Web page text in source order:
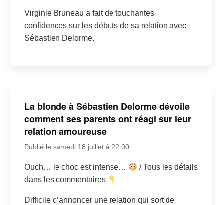
Virginie Bruneau a fait de touchantes
confidences sur les débuts de sa relation avec
Sébastien Delorme.
La blonde à Sébastien Delorme dévoile
comment ses parents ont réagi sur leur
relation amoureuse
Publié le samedi 18 juillet à 22:00
Ouch… le choc est intense…
/ Tous les détails
dans les commentaires
Difficile d’annoncer une relation qui sort de